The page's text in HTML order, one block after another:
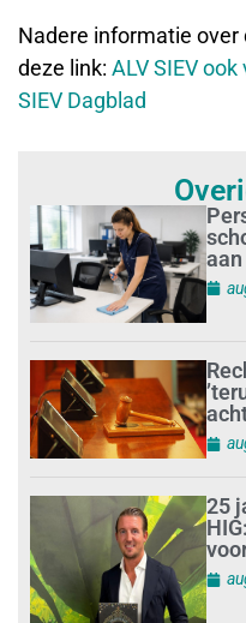
Nadere informatie over
deze link: ALV SIEV
SIEV Dagblad
aan
25